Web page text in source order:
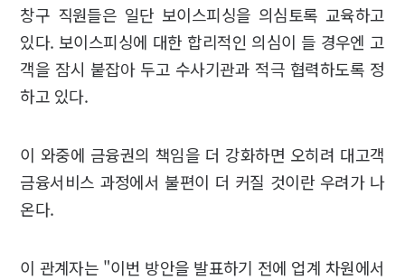
창구 직원들은 일단 보이스피싱을 의심토록 교육하고
있다. 보이스피싱에 대한 합리적인 의심이 들 경우엔 고
객을 잠시 붙잡아 두고 수사기관과 적극 협력하도록 정
하고 있다.
이 와중에 금융권의 책임을 더 강화하면 오히려 대고객
금융서비스 과정에서 불편이 더 커질 것이란 우려가 나
온다.
이 관계자는 "이번 방안을 발표하기 전에 업계 차원에서